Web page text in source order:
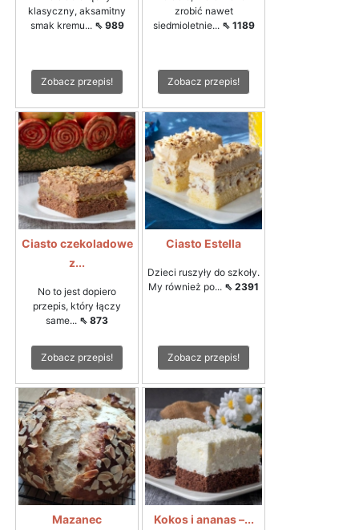
klasyczny, aksamitny
smak kremu... ⇖ 989
Zobacz przepis!
zrobić nawet
siedmioletnie... ⇖ 1189
Zobacz przepis!
Ciasto czekoladowe
z...
No to jest dopiero
przepis, który łączy
same... ⇖ 873
Zobacz przepis!
Ciasto Estella
Dzieci ruszyły do szkoły.
My również po... ⇖ 2391
Zobacz przepis!
Mazanec Kokos i ananas –...